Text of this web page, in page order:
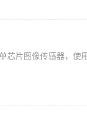
片图像传感器，使